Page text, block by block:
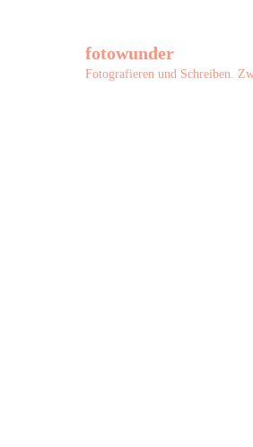
fotowunder
Fotografieren und Schreiben.